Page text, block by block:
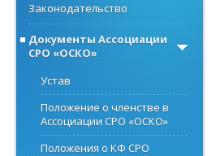
Законодательство
Документы Ассоциации
СРО «ОСКО»
Устав
Положение о членстве в
Ассоциации СРО «ОСКО»
Положения о КФ СРО